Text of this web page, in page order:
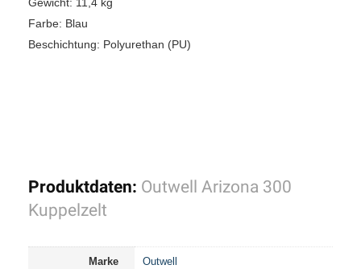
Gewicht: 11,4 kg
Farbe: Blau
Beschichtung: Polyurethan (PU)
Produktdaten: Outwell Arizona 300
Kuppelzelt
Marke Outwell